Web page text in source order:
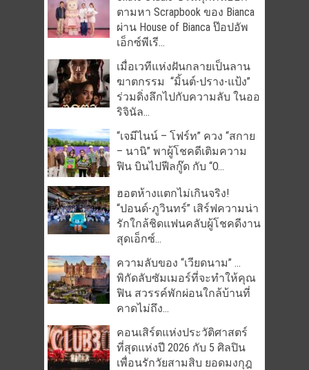
ตามหา Scrapbook ของ Bianca
ผ่าน House of Bianca ป๊อปอัพ
เอ็กซ์พีเรี...
เมื่อเวทีแห่งฝันกลายเป็นลาน
ฆาตกรรม “มิ้นต์-ปราง-แป้ง”
ร่วมดิ่งลึกไปกับความลับ ในออ
ริจินัล...
“เจมีไนน์ – โฟร์ท” ควง “สกาย
– นานิ” พาผู้โชคดีเติมความ
ฟิน บินไปฟีลกู๊ด กับ “O...
ฮอตห้างแตกไม่เกินจริง!
“ปอนด์-ภูวินทร์” เสิร์ฟความน่า
รักใกล้ชิดแฟนคลับผู้โชคดีงาน
สุดเอ็กซ์...
ความลับของ “เวียดนาม” …
พิกัดลับซัมเมอร์ที่จะทำให้คุณ
ฟิน สวรรค์พักผ่อนใกล้บ้านที่
คาดไม่ถึง...
คอนเสิร์ตแห่งประวัติศาสตร์
ที่สุดแห่งปี 2026 กับ 5 ศิลปิน
เพื่อนรักวัยสามสิบ ยอดมงกุฎ